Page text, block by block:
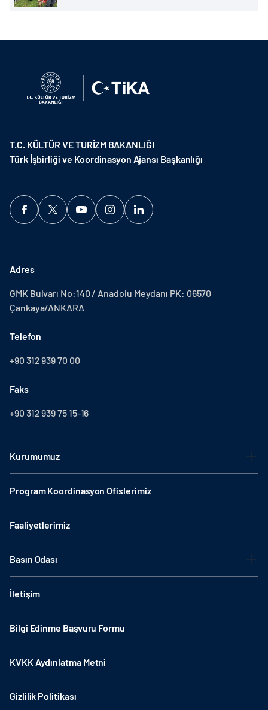
T.C. KÜLTÜR VE TURİZM BAKANLIĞI
Türk İşbirliği ve Koordinasyon Ajansı Başkanlığı
Adres
GMK Bulvarı No:140 / Anadolu Meydanı PK: 06570
Çankaya/ANKARA
Telefon
+90 312 939 70 00
Faks
+90 312 939 75 15-16
Kurumumuz
Program Koordinasyon Ofislerimiz
Faaliyetlerimiz
Basın Odası
İletişim
Bilgi Edinme Başvuru Formu
KVKK Aydınlatma Metni
Gizlilik Politikası